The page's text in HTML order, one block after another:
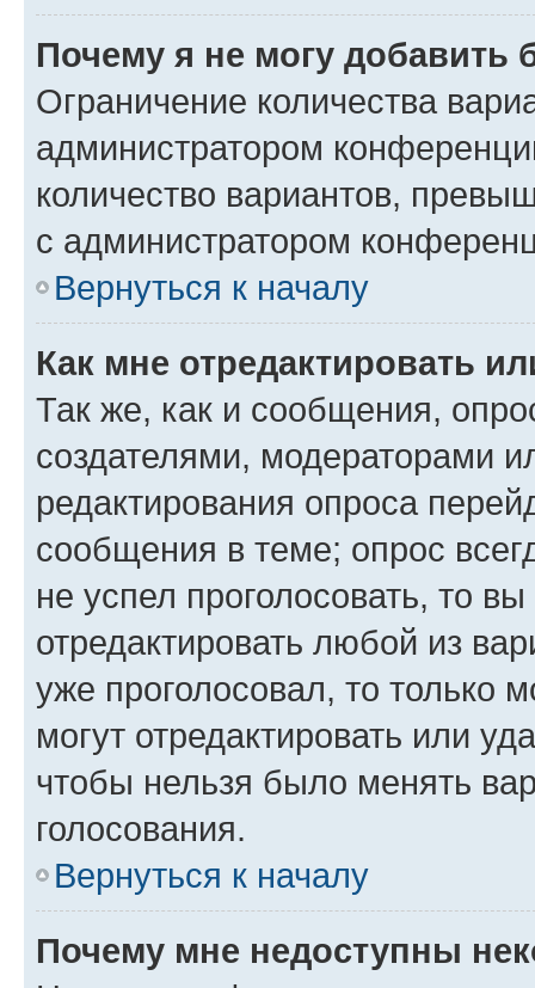
Почему я не могу добавить
Ограничение количества
администратором
количество вариантов,
с администратором
Вернуться к началу
Как мне отредактировать
Так же, как и сообщения,
создателями, модераторами
редактирования опроса
сообщения в теме; опрос
не успел проголосовать, то
отредактировать любой из
уже проголосовал, то только
могут отредактировать или
чтобы нельзя было менять
голосования.
Вернуться к началу
Почему мне недоступны